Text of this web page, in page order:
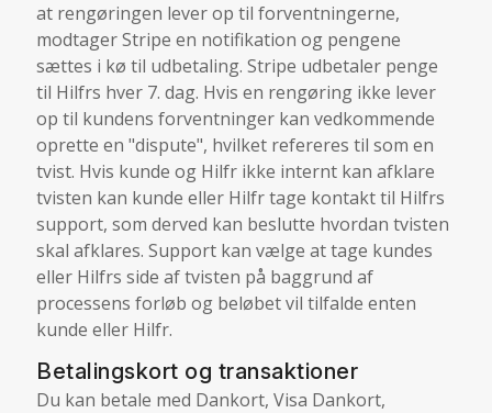
at rengøringen lever op til forventningerne,
modtager Stripe en notifikation og pengene
sættes i kø til udbetaling. Stripe udbetaler penge
til Hilfrs hver 7. dag. Hvis en rengøring ikke lever
op til kundens forventninger kan vedkommende
oprette en "dispute", hvilket refereres til som en
tvist. Hvis kunde og Hilfr ikke internt kan afklare
tvisten kan kunde eller Hilfr tage kontakt til Hilfrs
support, som derved kan beslutte hvordan tvisten
skal afklares. Support kan vælge at tage kundes
eller Hilfrs side af tvisten på baggrund af
processens forløb og beløbet vil tilfalde enten
kunde eller Hilfr.
Betalingskort og transaktioner
Du kan betale med Dankort, Visa Dankort,